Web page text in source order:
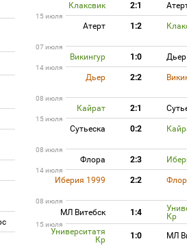
Клаксвик 2:1
15 июля
Атерт 1:2
07 июля
Викингур 1:0 Дьер
14 июля
Дьер 2:2
08 июля
Кайрат 2:1
15 июля
Сутьеска 0:2
08 июля
Флора 2:3
14 июля
Иберия 1999 2:2
08 июля
МЛ Витебск 1:4
Кр
15 июля
Университатя
Кр
1:0 МЛ